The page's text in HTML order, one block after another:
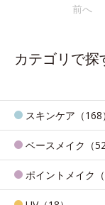
前へ
カテゴリで探
スキンケア（168）
ベースメイク（52
ポイントメイク（